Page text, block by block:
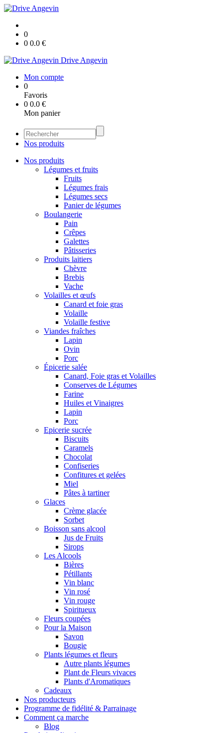
0
0 0.0 €
Drive Angevin
Mon compte
0
Favoris
0 0.0 €
Mon panier
Nos produits
Nos produits
Légumes et fruits
Fruits
Légumes frais
Légumes secs
Panier de légumes
Boulangerie
Pain
Crêpes
Galettes
Pâtisseries
Produits laitiers
Chèvre
Brebis
Vache
Volailles et œufs
Canard et foie gras
Volaille
Volaille festive
Viandes fraîches
Lapin
Ovin
Porc
Épicerie salée
Canard, Foie gras et Volailles
Conserves de Légumes
Farine
Huiles et Vinaigres
Lapin
Porc
Epicerie sucrée
Biscuits
Caramels
Chocolat
Confiseries
Confitures et gelées
Miel
Pâtes à tartiner
Glaces
Crème glacée
Sorbet
Boisson sans alcool
Jus de Fruits
Sirops
Les Alcools
Bières
Pétillants
Vin blanc
Vin rosé
Vin rouge
Spiritueux
Fleurs coupées
Pour la Maison
Savon
Bougie
Plants légumes et fleurs
Autre plants légumes
Plant de Fleurs vivaces
Plants d'Aromatiques
Cadeaux
Nos producteurs
Programme de fidélité & Parrainage
Comment ça marche
Blog